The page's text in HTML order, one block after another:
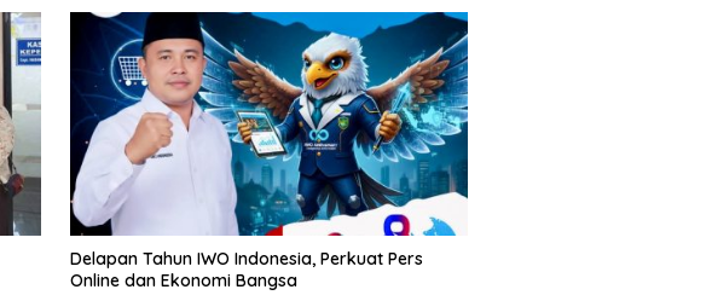
Delapan Tahun IWO Indonesia, Perkuat Pers
Online dan Ekonomi Bangsa